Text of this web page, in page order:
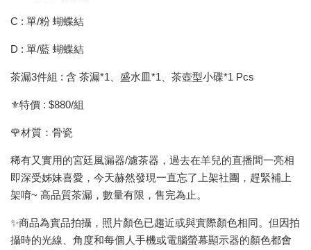
C : 單/粉 蝴蝶結
D : 單/藍 蝴蝶結
茶漏3件組 : 含 茶漏*1、盛水皿*1、茶壺型小碟*1 Pcs
⚜️特價 : $880/組
🌹材質：骨瓷
稀有又實用的宮廷風漏器/濾茶器，過去在羊兒的直播間一亮相
即深受姊妹喜愛，今天赫然發現一直忘了上架社團，趕緊補上
架唷~ 高品質茶漏，數量有限，售完為止。
✨商品為實品拍攝，照片顏色已趨近或與實際顏色相同。但因拍
攝時的光線、角度和每個人手機或電腦螢幕顯示器的顏色都會